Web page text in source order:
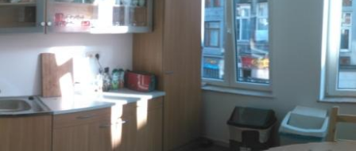
Logement pour étudiants situé dans un endroit calme et
agréable avec tous types de commerces dans le quartier. Les
chambres sont entièrement équipées avec: chauffage centrale,
évier d’eau chaude et froide, Internet haut débit, parlophone,
armoires de rangement, bureau, lit et étagères... (Prix...